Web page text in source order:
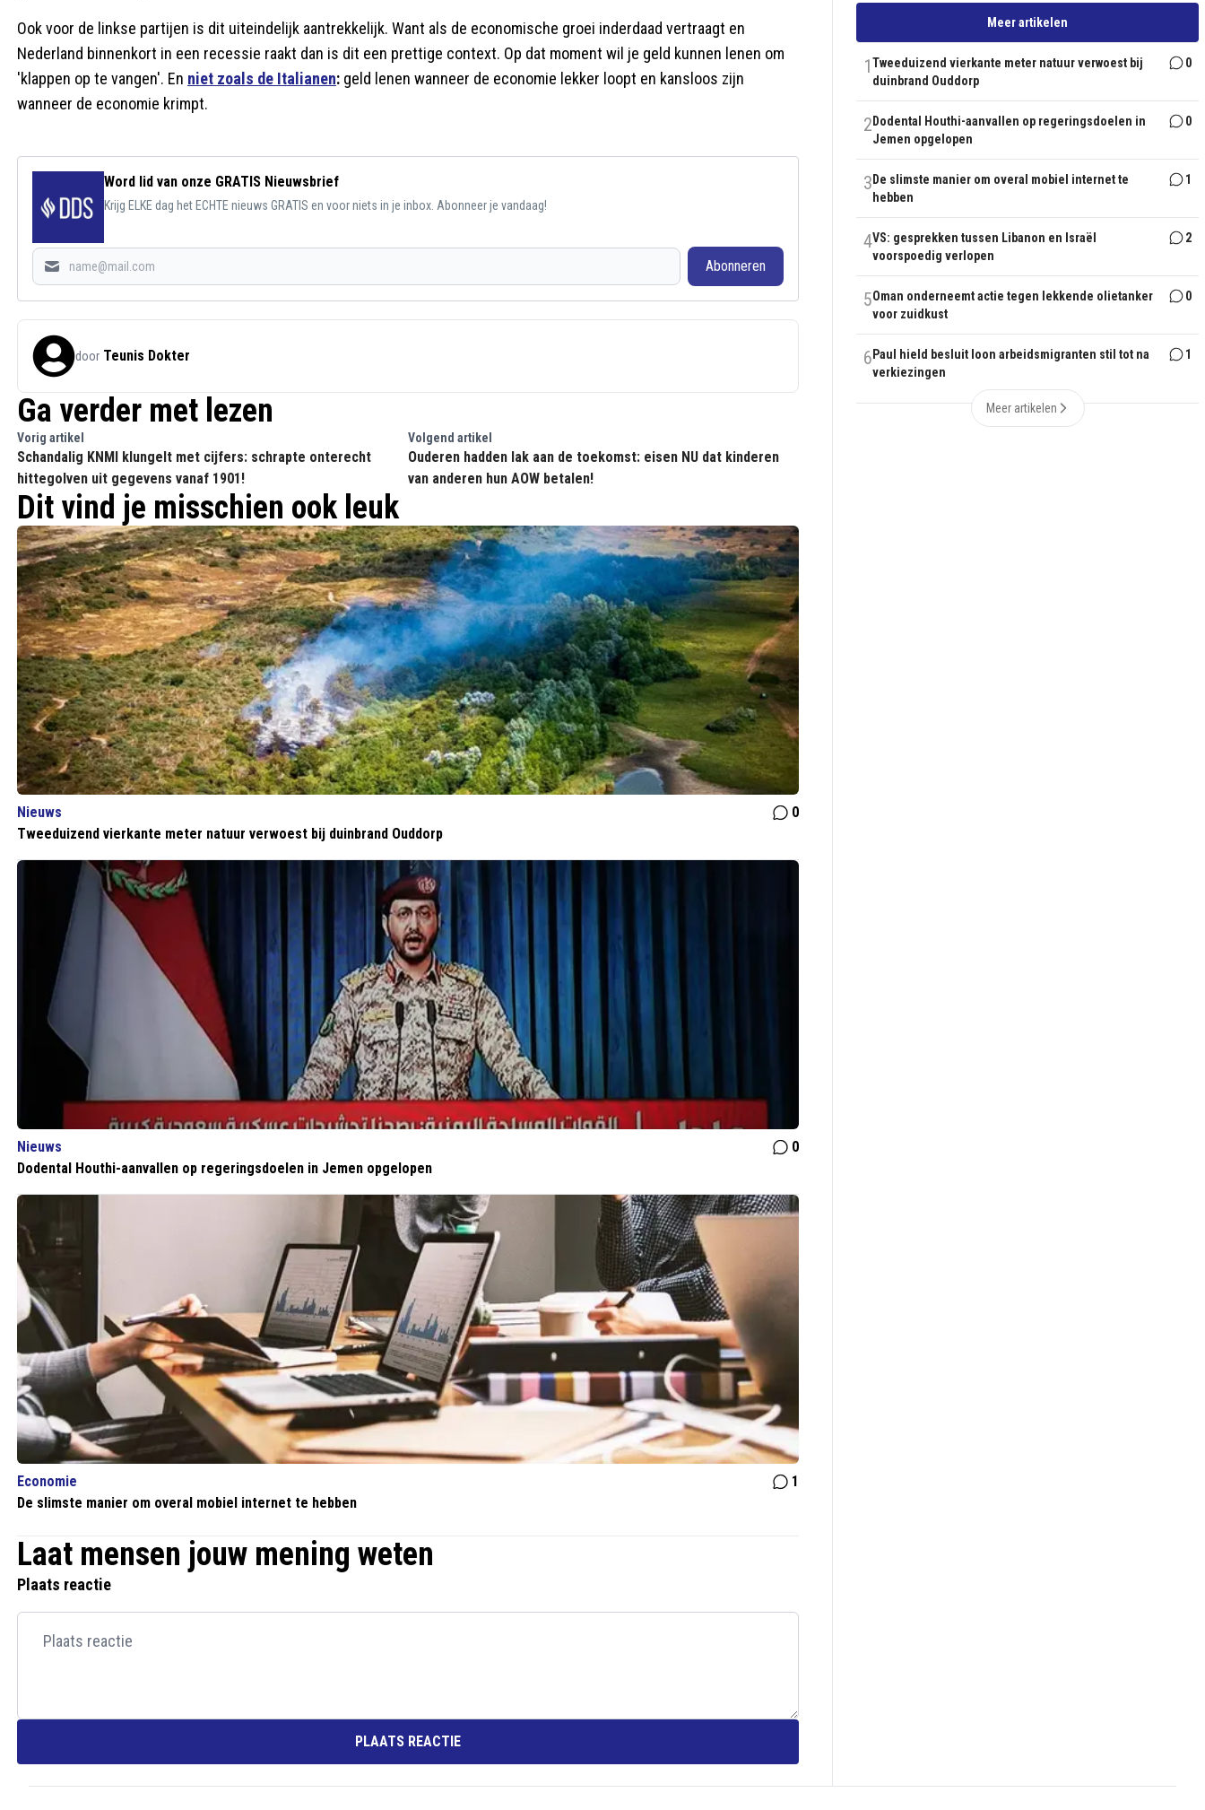
Ook voor de linkse partijen is dit uiteindelijk aantrekkelijk. Want als de economische groei inderdaad vertraagt en
Nederland binnenkort in een recessie raakt dan is dit een prettige context. Op dat moment wil je geld kunnen lenen om
'klappen op te vangen'. En niet zoals de Italianen: geld lenen wanneer de economie lekker loopt en kansloos zijn
wanneer de economie krimpt.
Word lid van onze GRATIS Nieuwsbrief
Krijg ELKE dag het ECHTE nieuws GRATIS en voor niets in je inbox. Abonneer je vandaag!
Abonneren
door Teunis Dokter
Ga verder met lezen
Vorig artikel
Schandalig KNMI klungelt met cijfers: schrapte onterecht
hittegolven uit gegevens vanaf 1901!
Volgend artikel
Ouderen hadden lak aan de toekomst: eisen NU dat kinderen
van anderen hun AOW betalen!
Dit vind je misschien ook leuk
Nieuws
0
Tweeduizend vierkante meter natuur verwoest bij duinbrand Ouddorp
Nieuws
0
Dodental Houthi-aanvallen op regeringsdoelen in Jemen opgelopen
Economie
1
De slimste manier om overal mobiel internet te hebben
Laat mensen jouw mening weten
Plaats reactie
PLAATS REACTIE
Meer artikelen
1Tweeduizend vierkante meter natuur verwoest bij
duinbrand Ouddorp
0
2 Dodental Houthi-aanvallen op regeringsdoelen in
Jemen opgelopen
0
3 De slimste manier om overal mobiel internet te
hebben
1
4VS: gesprekken tussen Libanon en Israël
voorspoedig verlopen
2
5Oman onderneemt actie tegen lekkende olietanker
voor zuidkust
0
6 Paul hield besluit loon arbeidsmigranten stil tot na
verkiezingen
1
Meer artikelen